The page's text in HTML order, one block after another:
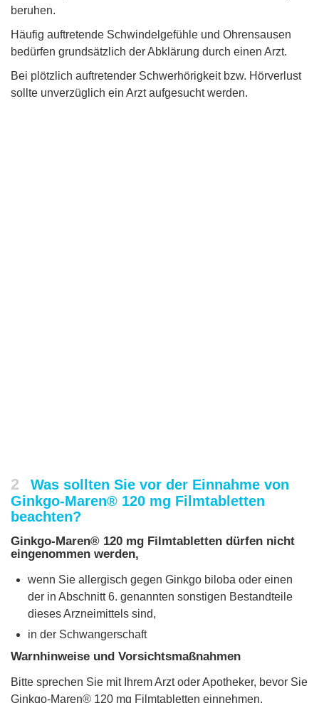
beruhen.
Häufig auftretende Schwindelgefühle und Ohrensausen
bedürfen grundsätzlich der Abklärung durch einen Arzt.
Bei plötzlich auftretender Schwerhörigkeit bzw. Hörverlust
sollte unverzüglich ein Arzt aufgesucht werden.
2
Was sollten Sie vor der Einnahme von
Ginkgo-Maren® 120 mg Filmtabletten
beachten?
Ginkgo-Maren® 120 mg Filmtabletten dürfen nicht
eingenommen werden,
wenn Sie allergisch gegen Ginkgo biloba oder einen
der in Abschnitt 6. genannten sonstigen Bestandteile
dieses Arzneimittels sind,
in der Schwangerschaft
Warnhinweise und Vorsichtsmaßnahmen
Bitte sprechen Sie mit Ihrem Arzt oder Apotheker, bevor Sie
Ginkgo-Maren® 120 mg Filmtabletten einnehmen.